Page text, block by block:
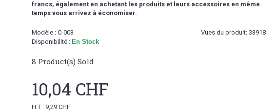
francs, également en achetant les produits et leurs accessoires en même
temps vous arrivez à économiser.
Vues du produit: 33918
Modèle : C-003
Disponibilité : En Stock
8 Product(s) Sold
10,04 CHF
H.T : 9,29 CHF